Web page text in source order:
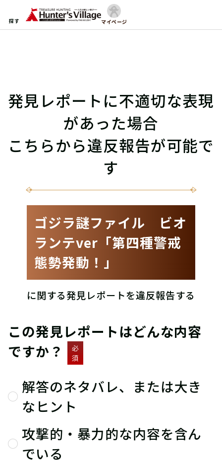
探す マイページ
発見レポートに不適切な表現
があった場合
こちらから違反報告が可能で
す
ゴジラ謎ファイル ビオ
ランテver「第四種警戒
態勢発動！」
に関する発見レポートを違反報告する
この発見レポートはどんな内容
ですか？
必
須
解答のネタバレ、または大き
なヒント
攻撃的・暴力的な内容を含ん
でいる